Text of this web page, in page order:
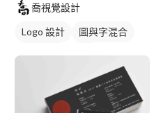
喬視覺設計
Logo 設計
圖與字混合